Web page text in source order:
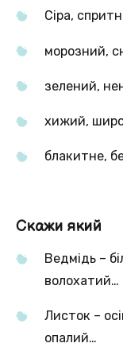
Сіра,
морозний,
зелений,
хижий,
блакитне,
Скажи який
Ведмідь –
волохатий…
Листок –
опалий…